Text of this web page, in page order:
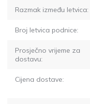
Razmak između letvica:
Broj letvica podnice:
Prosječno vrijeme za
dostavu:
Cijena dostave: